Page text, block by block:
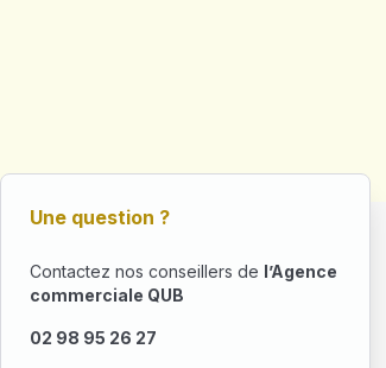
Une question ?
Contactez nos conseillers de l’Agence
commerciale QUB
02 98 95 26 27